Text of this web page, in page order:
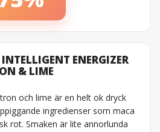
ENERGIZER
& LIME
och lime är en helt ok dryck
ingredienser som maca
rot. Smaken är lite annorlunda